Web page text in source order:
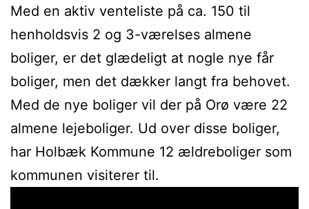
Med en aktiv venteliste på ca. 150 til
henholdsvis 2 og 3-værelses almene
boliger, er det glædeligt at nogle nye får
boliger, men det dækker langt fra behovet.
Med de nye boliger vil der på Orø være 22
almene lejeboliger. Ud over disse boliger,
har Holbæk Kommune 12 ældreboliger som
kommunen visiterer til.